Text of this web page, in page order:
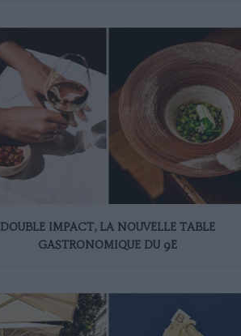
DOUBLE IMPACT, LA NOUVELLE TABLE
GASTRONOMIQUE DU 9E